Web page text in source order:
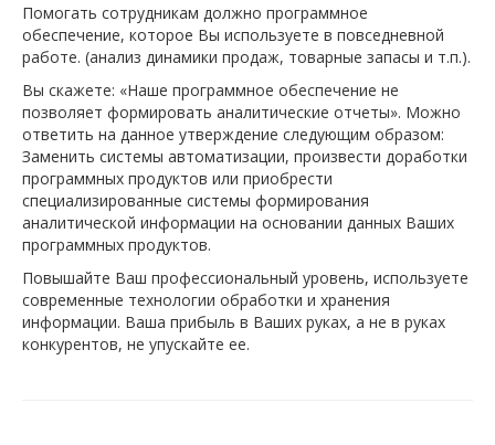
Помогать сотрудникам должно программное
обеспечение, которое Вы используете в повседневной
работе. (анализ динамики продаж, товарные запасы и т.п.).
Вы скажете: «Наше программное обеспечение не
позволяет формировать аналитические отчеты». Можно
ответить на данное утверждение следующим образом:
Заменить системы автоматизации, произвести доработки
программных продуктов или приобрести
специализированные системы формирования
аналитической информации на основании данных Ваших
программных продуктов.
Повышайте Ваш профессиональный уровень, используете
современные технологии обработки и хранения
информации. Ваша прибыль в Ваших руках, а не в руках
конкурентов, не упускайте ее.